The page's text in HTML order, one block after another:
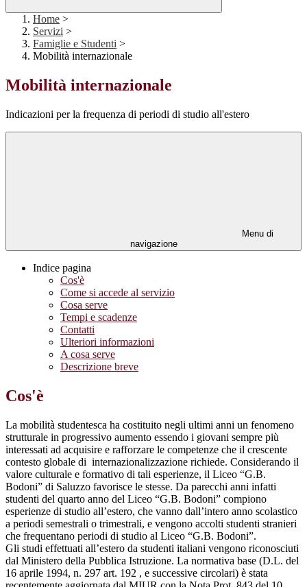
Home >
Servizi >
Famiglie e Studenti >
Mobilità internazionale
Mobilità internazionale
Indicazioni per la frequenza di periodi di studio all'estero
Menu di
navigazione
Indice pagina
Cos'è
Come si accede al servizio
Cosa serve
Tempi e scadenze
Contatti
Ulteriori informazioni
A cosa serve
Descrizione breve
Cos'è
La mobilità studentesca ha costituito negli ultimi anni un fenomeno
strutturale in progressivo aumento essendo i giovani sempre più
interessati ad acquisire e rafforzare le competenze che il crescente
contesto globale di internazionalizzazione richiede. Considerando il
valore culturale e formativo di tali esperienze, il Liceo “G.B.
Bodoni” di Saluzzo favorisce le stesse. Da parecchi anni infatti
studenti del quarto anno del Liceo “G.B. Bodoni” compiono
esperienze di studio all’estero, che vanno dall’intero anno scolastico
a periodi semestrali o trimestrali, e vengono accolti studenti stranieri
che frequentano periodi di studio al Liceo “G.B. Bodoni”.
Gli studi effettuati all’estero da studenti italiani vengono riconosciuti
dal Ministero della Pubblica Istruzione. La normativa base (D.L. del
16 aprile 1994, n. 297 art. 192 , e successive circolari) è stata